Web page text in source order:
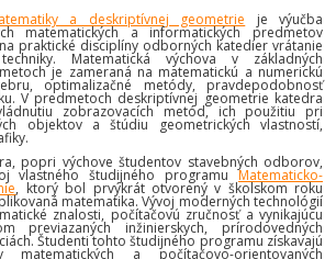
a deskriptívnej geometrie je výučba
matematických a informatických predmetov
praktické disciplíny odborných katedier vrátanie
Matematická výchova v základných
je zameraná na matematickú a numerickú
optimalizačné metódy, pravdepodobnosť
V predmetoch deskriptívnej geometrie katedra
zobrazovacích metód, ich použitiu pri
objektov a štúdiu geometrických vlastností,
popri výchove študentov stavebných odborov,
vlastného študijného programuMatematicko-
, ktorý bol prvýkrát otvorený v školskom roku
matematika. Vývoj moderných technológií
znalosti, počítačovú zručnosť a vynikajúcu
previazaných inžinierskych, prírodovedných
Študenti tohto študijného programu získavajú
a počítačovo-orientovaných